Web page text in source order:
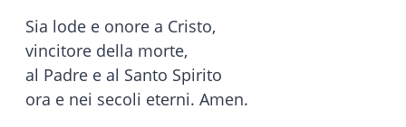
Sia lode e onore a Cristo,
vincitore della morte,
al Padre e al Santo Spirito
ora e nei secoli eterni. Amen.